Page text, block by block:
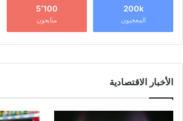
200k
المعجبون
5٬100
متابعون
الأخبار الاقتصادية